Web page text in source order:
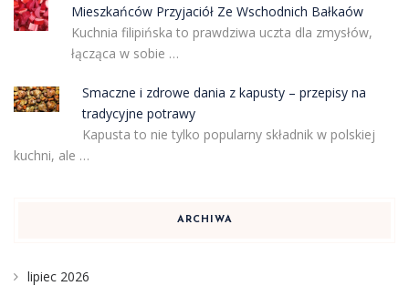
Mieszkańców Przyjaciół Ze Wschodnich Bałkaów
Kuchnia filipińska to prawdziwa uczta dla zmysłów,
łącząca w sobie …
Smaczne i zdrowe dania z kapusty – przepisy na
tradycyjne potrawy
Kapusta to nie tylko popularny składnik w polskiej
kuchni, ale …
ARCHIWA
lipiec 2026